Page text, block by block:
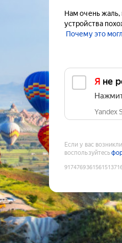
Нам очень жаль,
устройства
Почему это
Я не
Yandex
Если у вас
воспользуйтесь